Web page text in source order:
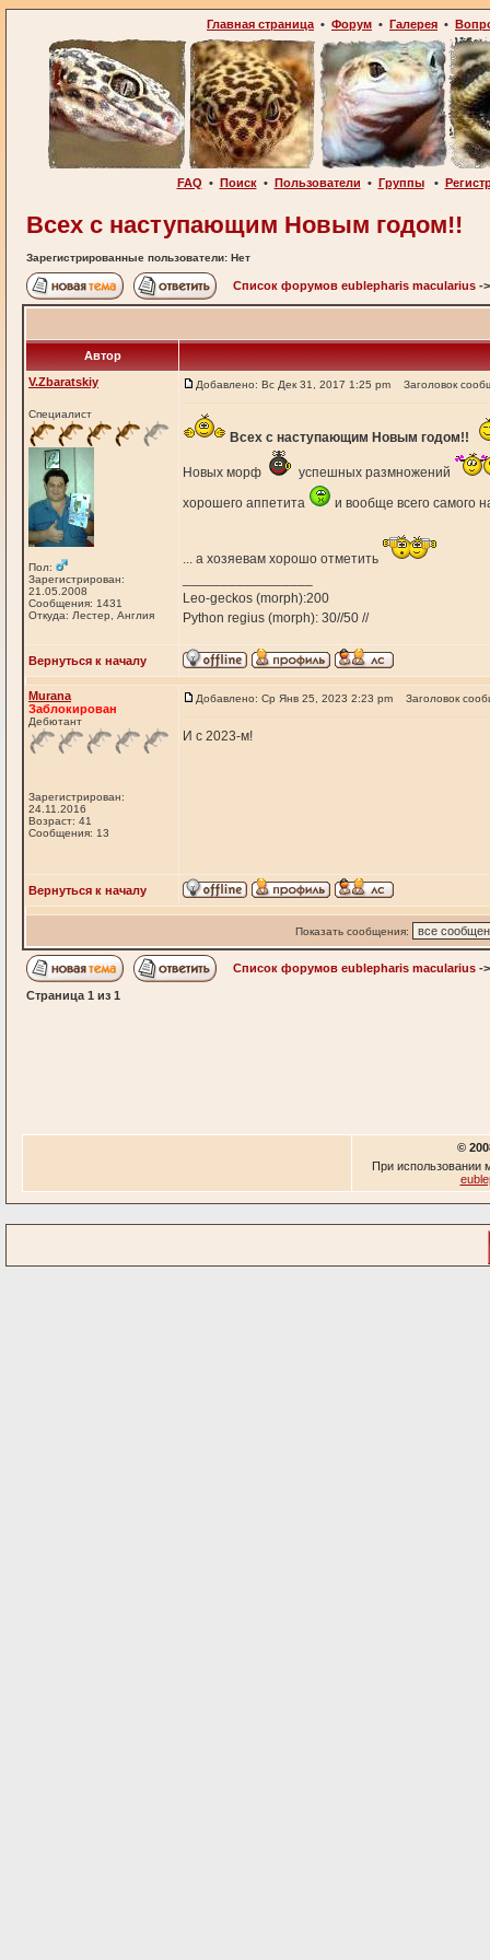
Главная страница • Форум • Галерея •
FAQ • Поиск• Пользователи • Группы•
Всех с наступающим Новым годом!!
Зарегистрированные пользователи: Нет
Список форумов eublepharis macularius -
Автор
V.Zbaratskiy
Специалист
Пол:
Зарегистрирован:
21.05.2008
Сообщения: 1431
Откуда: Лестер, Англия
Добавлено: Вс Дек 31, 2017 1:25 pm Заголовок
Всех с наступающим Новым годом!!
Новых морф
успешных размножений
хорошего аппетита
и вообще всего самого
... а хозяевам хорошо отметить
Leo-geckos (morph):200
Python regius (morph): 30//50 //
Вернуться к началу
Murana
Заблокирован
Дебютант
Зарегистрирован:
24.11.2016
Возраст: 41
Сообщения: 13
Добавлено: Ср Янв 25, 2023 2:23 pm Заголовок
И с 2023-м!
Вернуться к началу
Показать сообщения:
Список форумов eublepharis macularius -
Страница 1 из 1
©
При использовании